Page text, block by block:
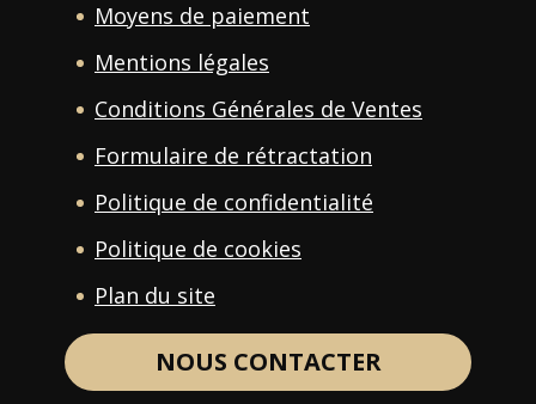
Moyens de paiement
Mentions légales
Conditions Générales de Ventes
Formulaire de rétractation
Politique de confidentialité
Politique de cookies
Plan du site
NOUS CONTACTER